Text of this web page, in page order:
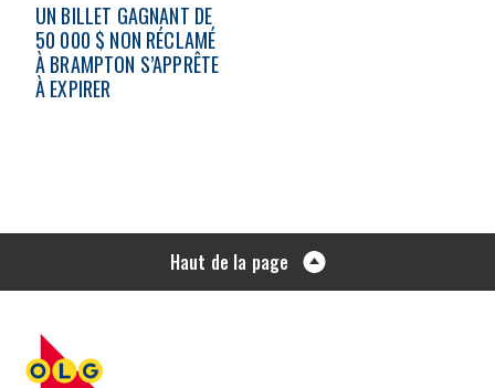
UN BILLET GAGNANT DE
50 000 $ NON RÉCLAMÉ
À BRAMPTON S’APPRÊTE
À EXPIRER
Haut de la page